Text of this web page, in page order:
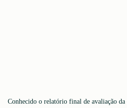
Conhecido o relatório final de avaliação da